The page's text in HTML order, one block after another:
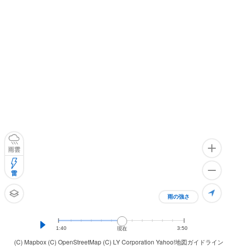
(C) Mapbox (C) OpenStreetMap (C) LY Corporation Yahoo!地図ガイドライン
雨の強さ
雨雲
雷
1:40 現在 3:50